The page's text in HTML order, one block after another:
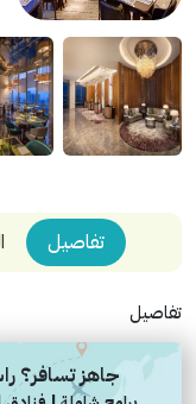
تفاصيل
تفاصيل
جاهز تسافر؟